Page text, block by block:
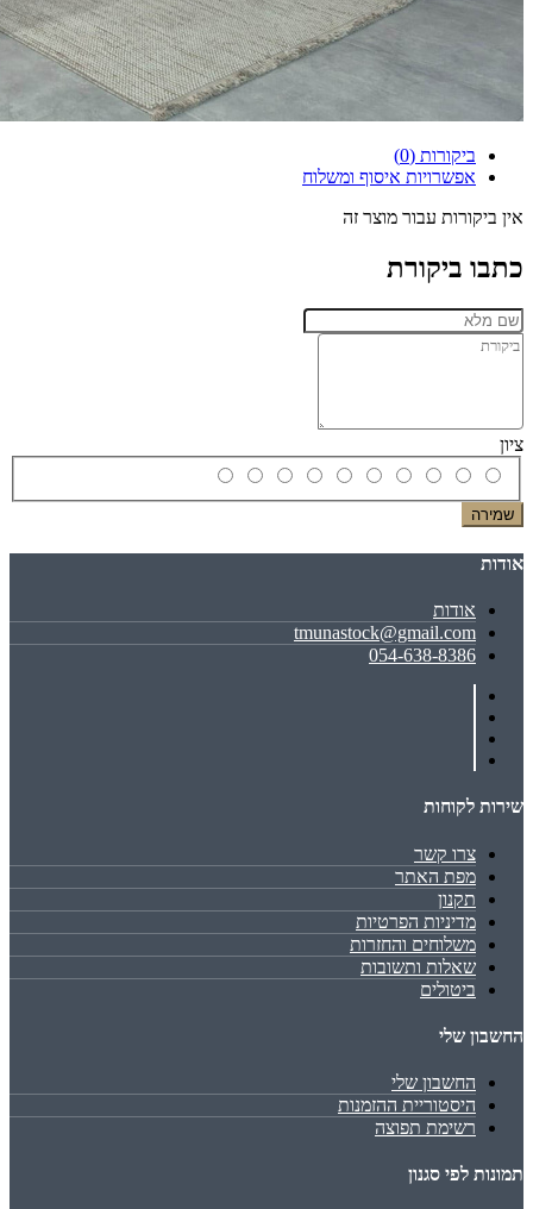
ביקורות (0)
אפשרויות איסוף ומשלוח
אין ביקורות עבור מוצר זה
כתבו ביקורת
ציון
שמירה
אודות
אודות
tmunastock@gmail.com
054-638-8386
שירות לקוחות
צרו קשר
מפת האתר
תקנון
מדיניות הפרטיות
משלוחים והחזרות
שאלות ותשובות
ביטולים
החשבון שלי
החשבון שלי
היסטוריית ההזמנות
רשימת תפוצה
תמונות לפי סגנון